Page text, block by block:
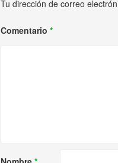
Tu dirección de correo
Comentario *